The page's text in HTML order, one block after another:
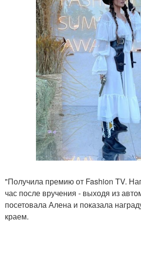
"Получила премию от Fashion TV.
час после вручения - выходя из
посетовала Алена и показала
краем.